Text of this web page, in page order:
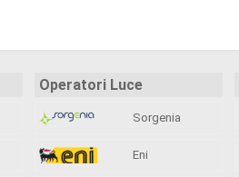
Operatori Luce
Sorgenia
Eni